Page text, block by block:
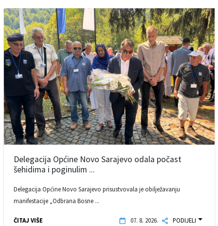
Delegacija Općine Novo Sarajevo odala počast
šehidima i poginulim ...
Delegacija Općine Novo Sarajevo prisustvovala je obilježavanju
manifestacije „Odbrana Bosne ...
ČITAJ VIŠE 07. 8. 2026. PODIJELI